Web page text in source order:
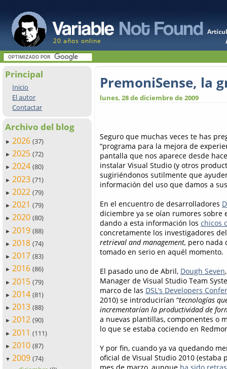
20 años online
Principal
Inicio
El autor
Contactar
Archivo del blog
► 2026 (37)
► 2025 (72)
► 2024 (80)
► 2023 (71)
► 2022 (79)
► 2021 (79)
► 2020 (80)
► 2019 (88)
► 2018 (74)
► 2017 (83)
► 2016 (86)
► 2015 (79)
► 2014 (81)
► 2013 (88)
► 2012 (90)
► 2011 (111)
► 2010 (87)
▼ 2009 (74)
PremoniSense, la
lunes, 28 de diciembre de 2009
Seguro que muchas veces te has
“programa para la mejora de
pantalla que nos aparece desde
instalar Visual Studio (y otros
sugiriéndonos sutilmente que
información del uso que damos a
En el encuentro de desarrolladores
diciembre ya se oían rumores sobre
dando a esta información los chicos
concretamente los investigadores
retrieval and management, pero nada
tomado en serio en aquél momento.
El pasado uno de Abril, Dough Seven
Manager de Visual Studio Team
marco de las DSL’s Developers
2010) se introducirían “tecnologías
incrementarían la productividad de
a nuevas plantillas, componentes o
lo que se estaba cociendo en
Y por fin, cuando ya va quedando
oficial de Visual Studio 2010 (estaba